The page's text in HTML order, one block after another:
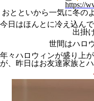
https://
おとといから一気に冬の
今日はほんとに冷え込ん
出掛
世間はハロ
年々ハロウィンが盛り上
が、昨日はお友達家族と